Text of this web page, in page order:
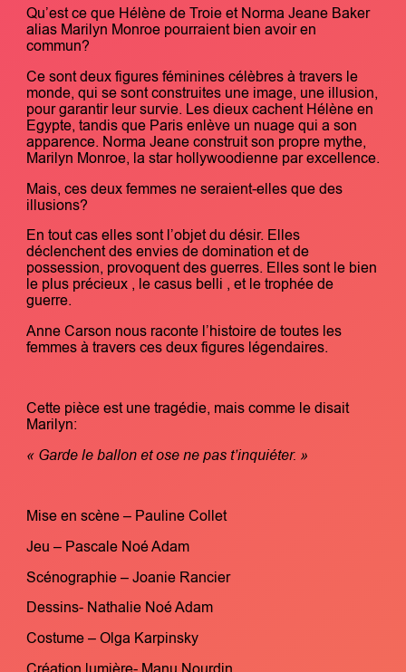
Qu’est ce que Hélène de Troie et Norma Jeane Baker
alias Marilyn Monroe pourraient bien avoir en
commun?
Ce sont deux figures féminines célèbres à travers le
monde, qui se sont construites une image, une illusion,
pour garantir leur survie. Les dieux cachent Hélène en
Egypte, tandis que Paris enlève un nuage qui a son
apparence. Norma Jeane construit son propre mythe,
Marilyn Monroe, la star hollywoodienne par excellence.
Mais, ces deux femmes ne seraient-elles que des
illusions?
En tout cas elles sont l’objet du désir. Elles
déclenchent des envies de domination et de
possession, provoquent des guerres. Elles sont le bien
le plus précieux , le casus belli , et le trophée de
guerre.
Anne Carson nous raconte l’histoire de toutes les
femmes à travers ces deux figures légendaires.
Cette pièce est une tragédie, mais comme le disait
Marilyn:
« Garde le ballon et ose ne pas t’inquiéter. »
Mise en scène – Pauline Collet
Jeu – Pascale Noé Adam
Scénographie – Joanie Rancier
Dessins- Nathalie Noé Adam
Costume – Olga Karpinsky